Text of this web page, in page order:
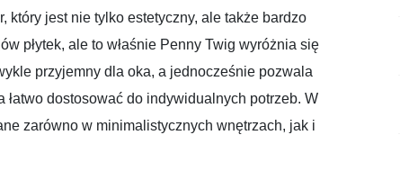
który jest nie tylko estetyczny, ale także bardzo
płytek, ale to właśnie Penny Twig wyróżnia się
przyjemny dla oka, a jednocześnie pozwala
łatwo dostosować do indywidualnych potrzeb. W
zarówno w minimalistycznych wnętrzach, jak i